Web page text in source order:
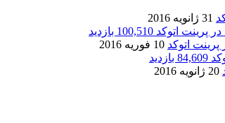
31 ژانویه 2016
100,510 بازدید
اتوکد 10 فوریه 2016
84,609 بازدید
20 ژانویه 2016